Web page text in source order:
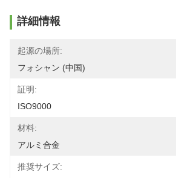
詳細情報
起源の場所:
フォシャン (中国)
証明:
ISO9000
材料:
アルミ合金
推奨サイズ: